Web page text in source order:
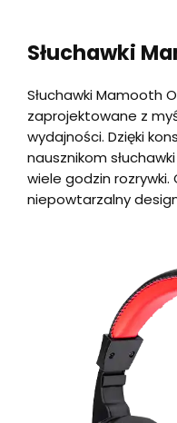
Słuchawki
Słuchawki Mamooth
zaprojektowane z
wydajności. Dzięki
nausznikom
wiele godzin rozrywki.
niepowtarzalny